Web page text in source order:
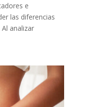
e
las diferencias
analizar